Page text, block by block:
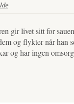
gir livet sitt for
og flykter når han
og har ingen